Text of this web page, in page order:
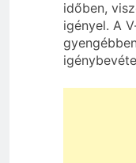
időben,
igényel. A